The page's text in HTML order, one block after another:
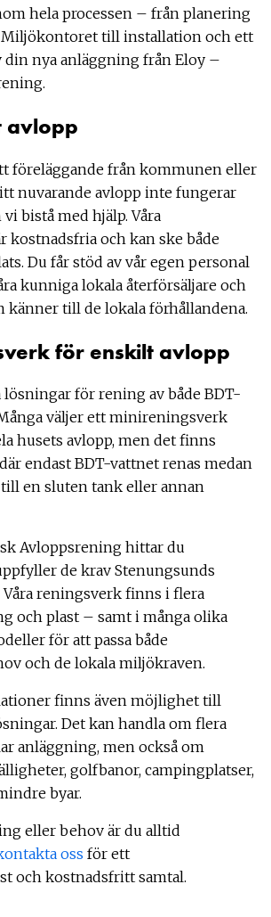
hela processen – från planering
till installation och ett
din nya anläggning från Eloy –
avlopp
föreläggande från kommunen eller
nuvarande avlopp inte fungerar
bistå med hjälp. Våra
kostnadsfria och kan ske både
Du får stöd av vår egen personal
kunniga lokala återförsäljare och
känner till de lokala förhållandena.
för enskilt avlopp
för rening av både BDT-
väljer ett minireningsverk
husets avlopp, men det finns
endast BDT-vattnet renas medan
en sluten tank eller annan
Avloppsrening hittar du
de krav Stenungsunds
reningsverk finns i flera
och plast – samt i många olika
för att passa både
och de lokala miljökraven.
finns även möjlighet till
Det kan handla om flera
anläggning, men också om
golfbanor, campingplatser,
byar.
eller behov är du alltid
oss för ett
och kostnadsfritt samtal.